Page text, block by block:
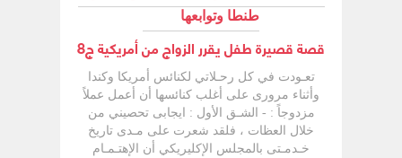
طنطا وتوابعها
قصة قصيرة طفل يقرر الزواج من أمريكية ج8
تعـودت في كل رحـلاتي لكنائس أمريكا وكندا
وأثناء مرورى على أغلب كنائسها أن أعمل عملاً
مزدوجاً : - الشـق الأول : ایجابی تحصيني من
خلال العظات ، فلقد شعرت على مـدى تاريخ
خـدمـتى بالمجلس الإكليريكي أن الإهتـمـام